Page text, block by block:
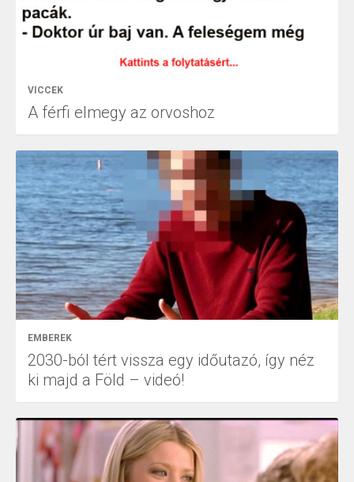
VICCEK
A férfi elmegy az orvoshoz
EMBEREK
2030-ból tért vissza egy időutazó, így néz
ki majd a Föld – videó!